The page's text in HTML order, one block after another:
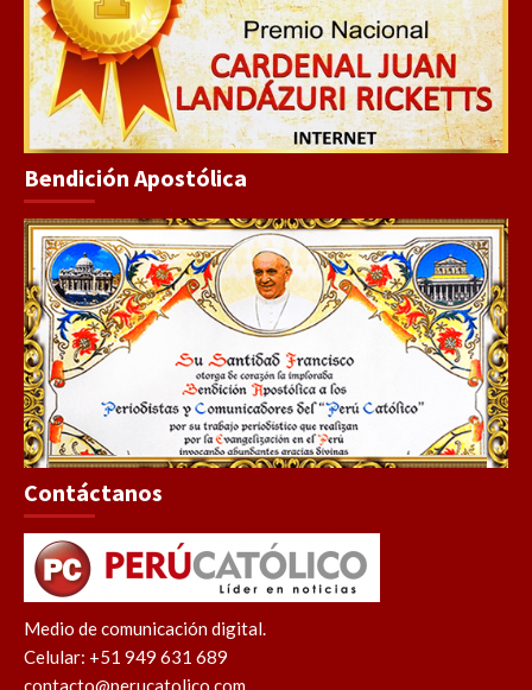
Bendición Apostólica
Contáctanos
Medio de comunicación digital.
Celular: +51 949 631 689
contacto@perucatolico.com